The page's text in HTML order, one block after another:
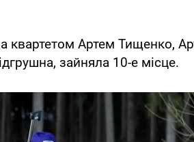
квартетом Артем Тищенко,
зайняла 10-е місце.